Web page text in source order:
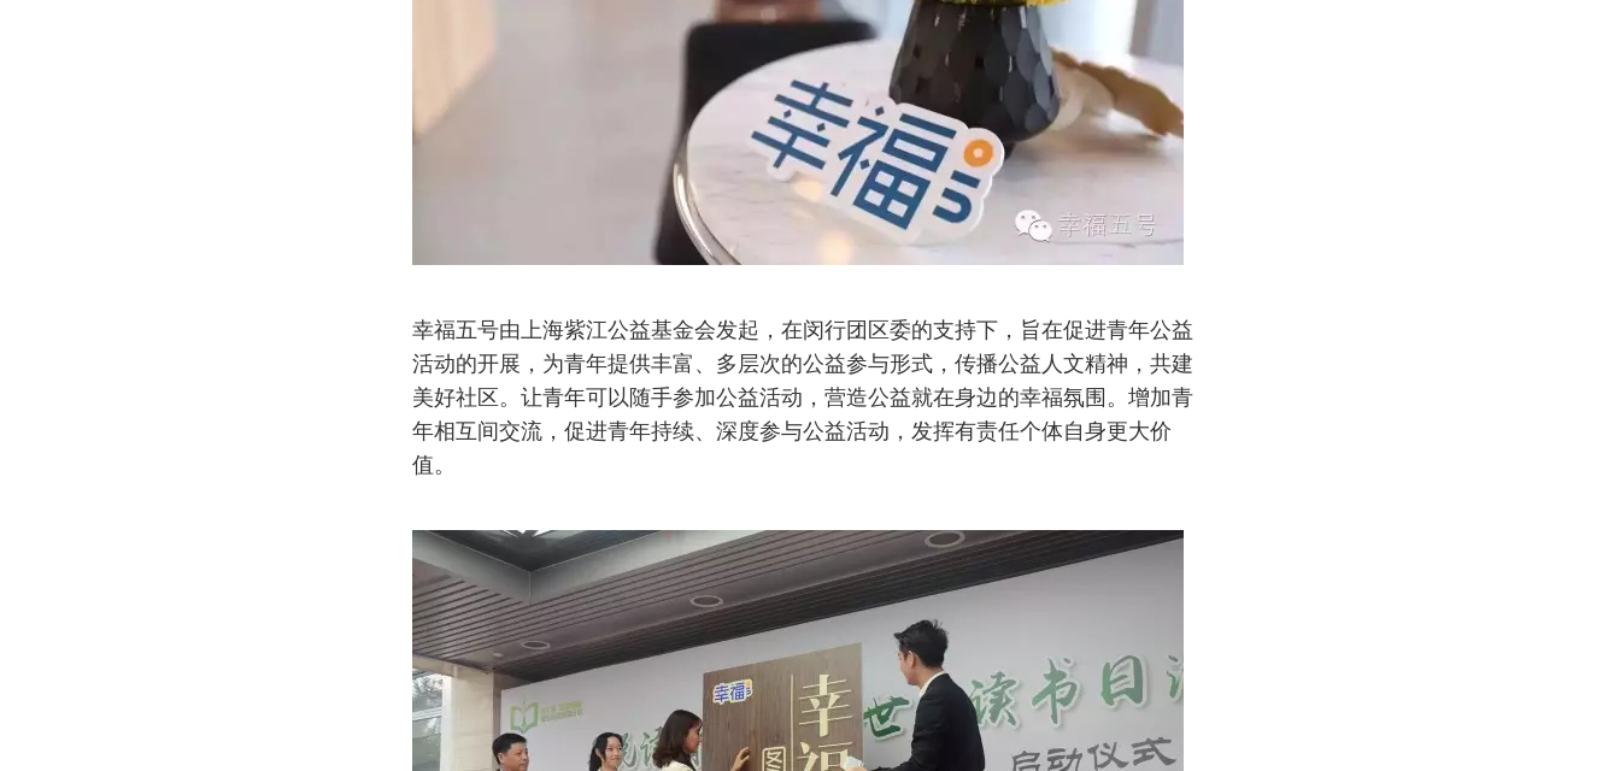
幸福五号由上海紫江公益基金会发起，在闵行团区委的支持下，旨在促进青年公益
活动的开展，为青年提供丰富、多层次的公益参与形式，传播公益人文精神，共建
美好社区。让青年可以随手参加公益活动，营造公益就在身边的幸福氛围。增加青
年相互间交流，促进青年持续、深度参与公益活动，发挥有责任个体自身更大价
值。